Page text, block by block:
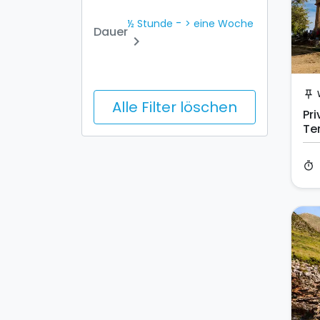
Dauer
½ Stunde - > eine Woche
chevron_right
Alle Filter löschen
push_pin
timer